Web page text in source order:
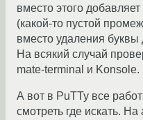
вместо этого
(какой-то пустой
вместо удаления буквы
На всякий случай
mate-terminal и Konsole.
А вот в PuTTy все
смотреть где искать.